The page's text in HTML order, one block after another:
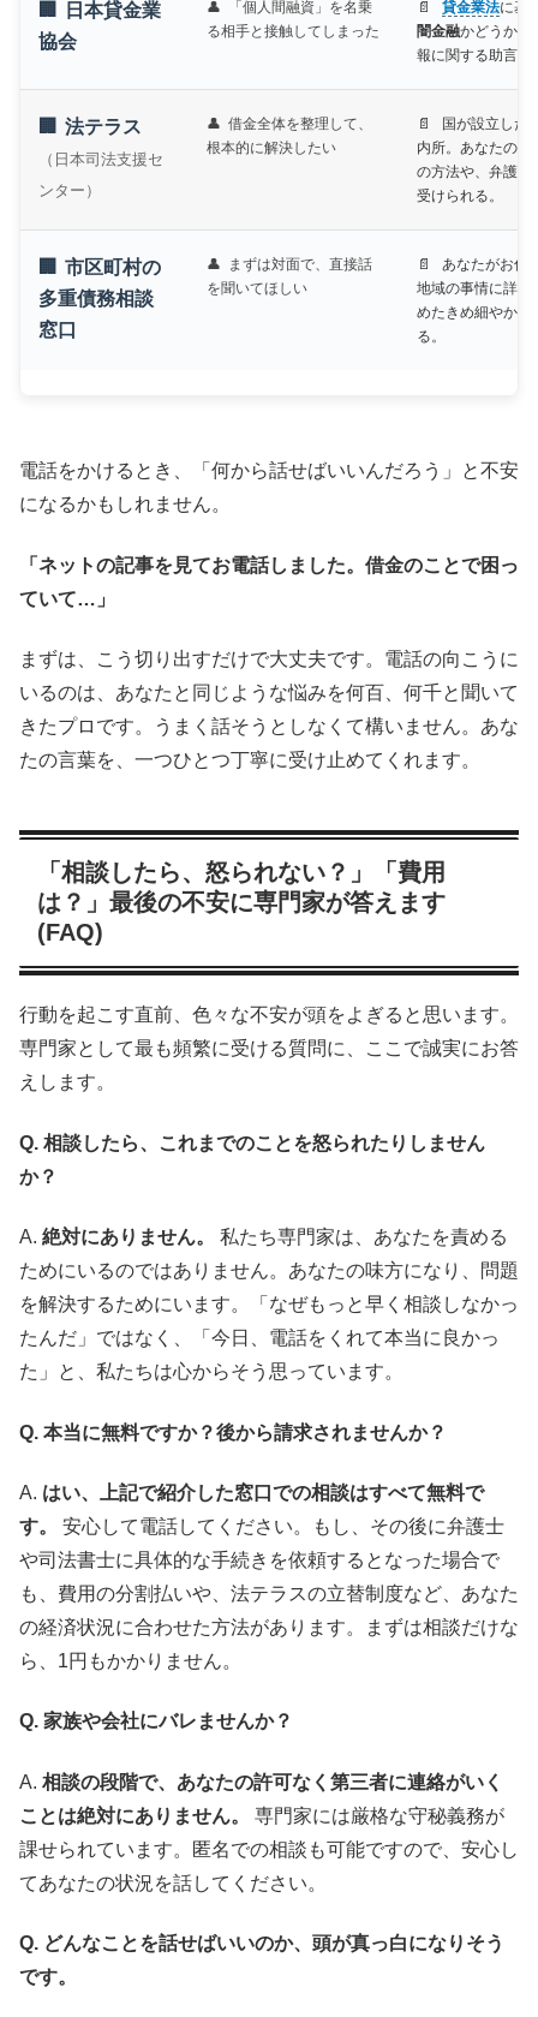
日本貸金業
協会
「個人間融資」を名乗
る相手と接触してしまった
貸金業法に基
闇金融かどうかの
報に関する助言も
法テラス
（日本司法支援セ
ンター）
借金全体を整理して、
根本的に解決したい
国が設立した
内所。あなたの状
の方法や、弁護士
受けられる。
市区町村の
多重債務相談
窓口
まずは対面で、直接話
を聞いてほしい
あなたがお住
地域の事情に詳し
めたきめ細やかな
る。
電話をかけるとき、「何から話せばいいんだろう」と不安
になるかもしれません。
「ネットの記事を見てお電話しました。借金のことで困っ
ていて…」
まずは、こう切り出すだけで大丈夫です。電話の向こうに
いるのは、あなたと同じような悩みを何百、何千と聞いて
きたプロです。うまく話そうとしなくて構いません。あな
たの言葉を、一つひとつ丁寧に受け止めてくれます。
「相談したら、怒られない？」「費用
は？」最後の不安に専門家が答えます
(FAQ)
行動を起こす直前、色々な不安が頭をよぎると思います。
専門家として最も頻繁に受ける質問に、ここで誠実にお答
えします。
Q. 相談したら、これまでのことを怒られたりしません
か？
A. 絶対にありません。
私たち専門家は、あなたを責める
ためにいるのではありません。あなたの味方になり、問題
を解決するためにいます。「なぜもっと早く相談しなかっ
たんだ」ではなく、「今日、電話をくれて本当に良かっ
た」と、私たちは心からそう思っています。
Q. 本当に無料ですか？後から請求されませんか？
A. はい、上記で紹介した窓口での相談はすべて無料で
す。
安心して電話してください。もし、その後に弁護士
や司法書士に具体的な手続きを依頼するとなった場合で
も、費用の分割払いや、法テラスの立替制度など、あなた
の経済状況に合わせた方法があります。まずは相談だけな
ら、1円もかかりません。
Q. 家族や会社にバレませんか？
A. 相談の段階で、あなたの許可なく第三者に連絡がいく
ことは絶対にありません。
専門家には厳格な守秘義務が
課せられています。匿名での相談も可能ですので、安心し
てあなたの状況を話してください。
Q. どんなことを話せばいいのか、頭が真っ白になりそう
です。